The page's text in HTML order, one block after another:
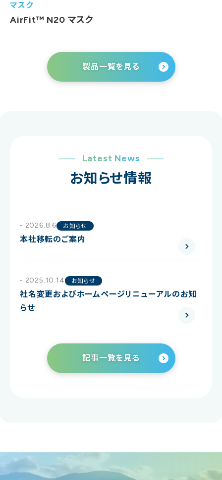
マスク
AirFit™ N20 マスク
製品一覧を見る
Latest News
お知らせ情報
- 2026.8.6 お知らせ
本社移転のご案内
- 2025.10.14 お知らせ
社名変更およびホームページリニューアルのお知
らせ
記事一覧を見る